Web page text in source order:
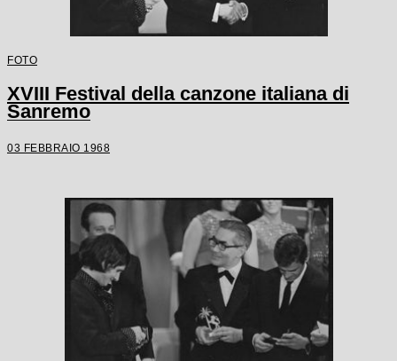
FOTO
XVIII Festival della canzone italiana di
Sanremo
03 FEBBRAIO 1968